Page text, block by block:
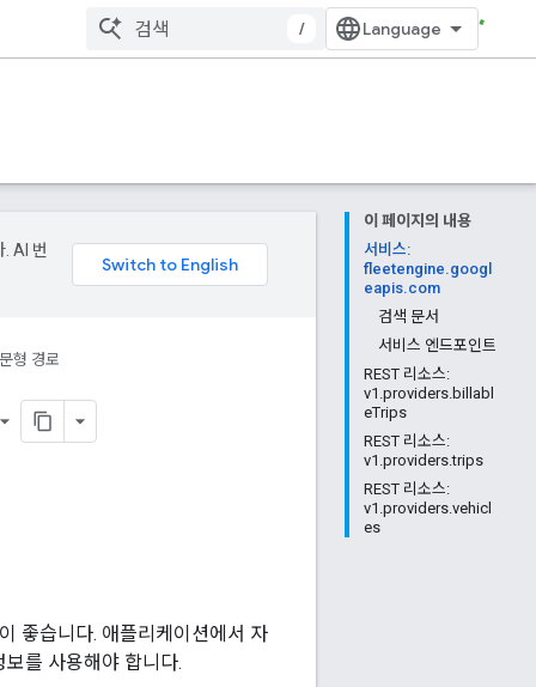
/
이 페이지의 내용
서비스:
fleetengine.googl
eapis.com
검색 문서
서비스 엔드포인트
REST 리소스:
v1.providers.billabl
eTrips
REST 리소스:
v1.providers.trips
REST 리소스:
v1.providers.vehicl
es
AI 번
형 경로
좋습니다. 애플리케이션에서 자
를 사용해야 합니다.